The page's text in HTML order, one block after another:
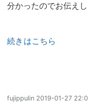
分かったのでお伝えし
続きはこちら
fujippulin 2019-01-27